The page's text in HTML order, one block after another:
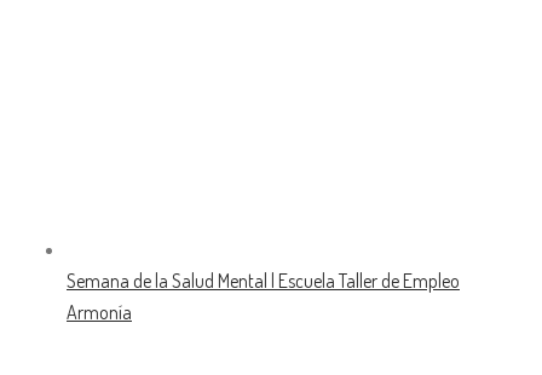
Semana de la Salud Mental | Escuela Taller de Empleo
Armonía